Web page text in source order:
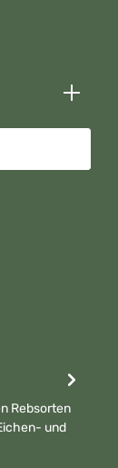
Wert
Rebsorten
und